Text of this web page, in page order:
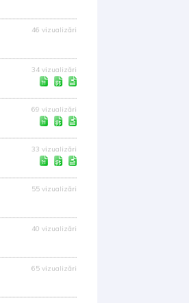
46 vizualizări
34 vizualizări
69 vizualizări
33 vizualizări
55 vizualizări
40 vizualizări
65 vizualizări